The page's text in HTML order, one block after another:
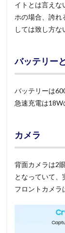
イトとは言えな
ホの場合、誇れ
しては致し方な
バッテリー
バッテリーは
急速充電は18W
カメラ
背面カメラは2
となっていて、
フロントカメラ